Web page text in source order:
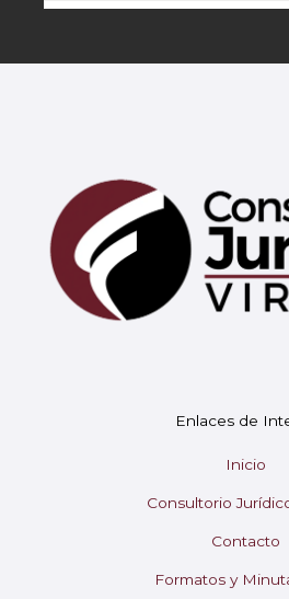
Enlaces de
Inicio
Consultorio
Contacto
Formatos y
¡Hola! 👋 Soy Mary tu